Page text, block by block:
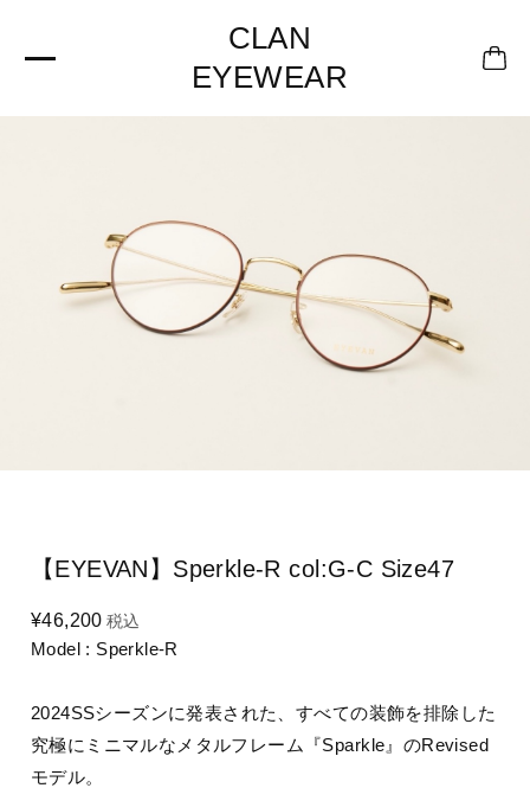
CLAN
EYEWEAR
【EYEVAN】Sperkle-R col:G-C Size47
¥46,200 税込
Model : Sperkle-R
2024SSシーズンに発表された、すべての装飾を排除した
究極にミニマルなメタルフレーム『Sparkle』のRevised
モデル。